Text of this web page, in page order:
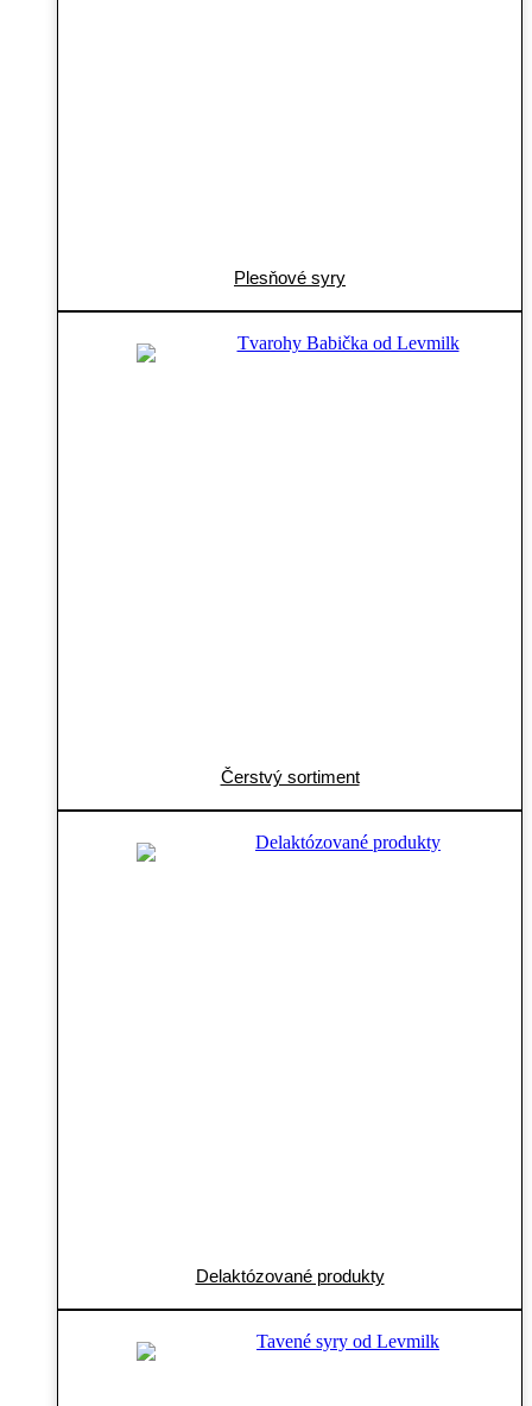
Plesňové syry
Čerstvý sortiment
Delaktózované produkty